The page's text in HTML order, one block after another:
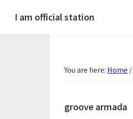
I am official station
You are here: Home /
groove armada